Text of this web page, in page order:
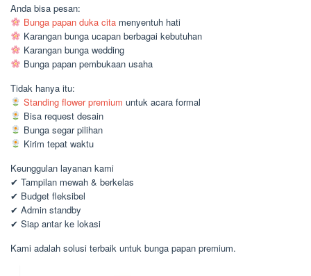
Anda bisa pesan:
Bunga papan duka citamenyentuh hati
Karangan bunga ucapan berbagai kebutuhan
Karangan bunga wedding
Bunga papan pembukaan usaha
Tidak hanya itu:
Standing flower premium untuk acara formal
Bisa request desain
Bunga segar pilihan
Kirim tepat waktu
Keunggulan layanan kami
✔ Tampilan mewah & berkelas
✔ Budget fleksibel
✔ Admin standby
✔ Siap antar ke lokasi
Kami adalah solusi terbaik untuk bunga papan premium.